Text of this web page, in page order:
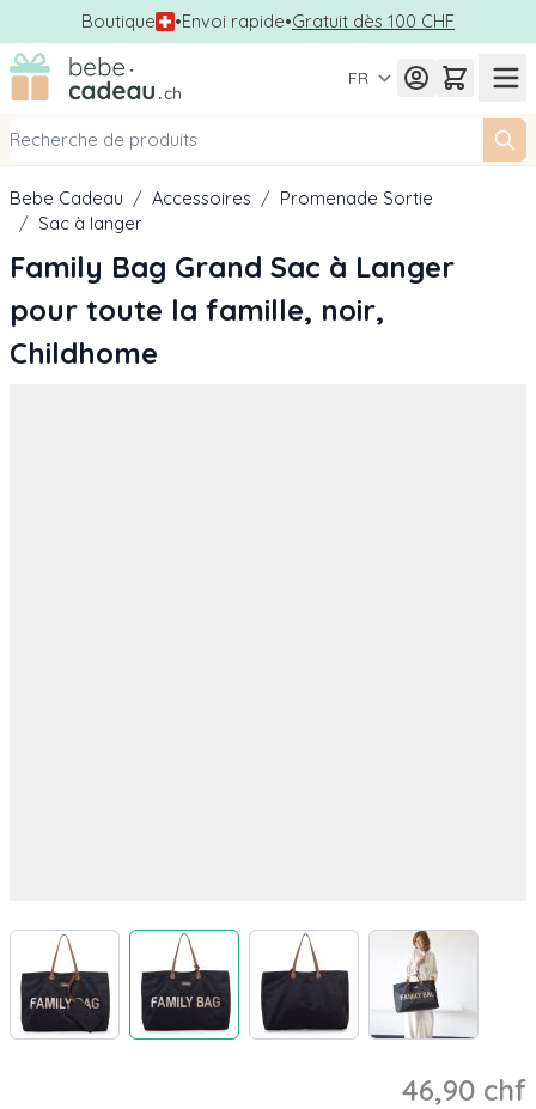
Boutique •Envoi rapide•Gratuit dès 100 CHF
Allez au contenu
FR
Bebe Cadeau / Accessoires / Promenade Sortie
/ Sac à langer
Family Bag Grand Sac à Langer
pour toute la famille, noir,
Childhome
View larger imageView larger imageView larger imageView larger
46,90 chf